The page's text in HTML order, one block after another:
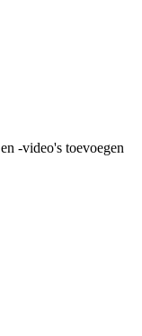
-video's toevoegen